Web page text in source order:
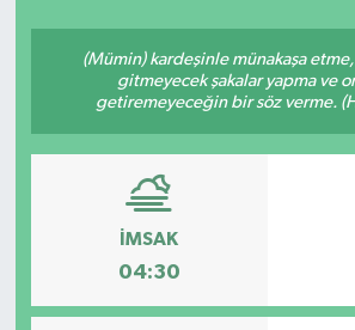
(Mümin) kardeşinle münakaşa
gitmeyecek şakalar yapma ve
getiremeyeceğin bir söz verme.
İMSAK
04:30
Spor
Türkiye